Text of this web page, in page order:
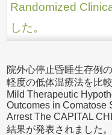
Randomized
した。
院外心停止昏睡生存例
軽度の低体温療法を比
Mild Therapeutic
Outcomes in Comatose
Arrest The CAPITAL
結果が発表されました。